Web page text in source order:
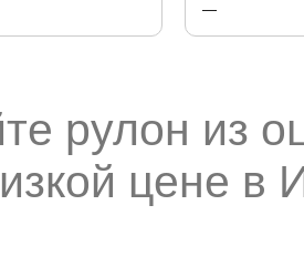
—
рулон из
цене в